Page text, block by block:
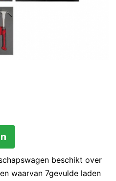
beschikt over
waarvan 7gevulde laden